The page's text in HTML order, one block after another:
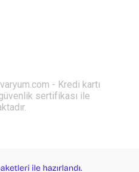
- Kredi kartı
sertifikası ile
e-